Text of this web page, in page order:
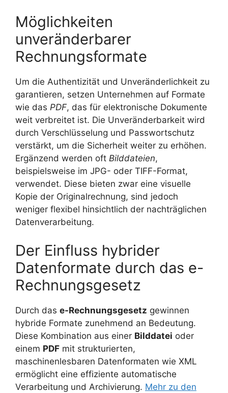
Möglichkeiten
unveränderbarer
Rechnungsformate
Um die Authentizität und Unveränderlichkeit zu
garantieren, setzen Unternehmen auf Formate
wie das PDF, das für elektronische Dokumente
weit verbreitet ist. Die Unveränderbarkeit wird
durch Verschlüsselung und Passwortschutz
verstärkt, um die Sicherheit weiter zu erhöhen.
Ergänzend werden oft Bilddateien,
beispielsweise im JPG- oder TIFF-Format,
verwendet. Diese bieten zwar eine visuelle
Kopie der Originalrechnung, sind jedoch
weniger flexibel hinsichtlich der nachträglichen
Datenverarbeitung.
Der Einfluss hybrider
Datenformate durch das e-
Rechnungsgesetz
Durch das e-Rechnungsgesetz gewinnen
hybride Formate zunehmend an Bedeutung.
Diese Kombination aus einer Bilddatei oder
einem PDF mit strukturierten,
maschinenlesbaren Datenformaten wie XML
ermöglicht eine effiziente automatische
Verarbeitung und Archivierung. Mehr zu den